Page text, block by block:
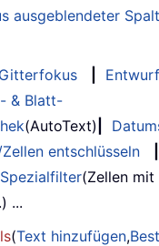
ausgeblendeter
Gitterfokus
Entwurf
& Blatt-
(AutoText)
entschlüsseln
Spezialfilter(Zellen
...
(Text hinzufügen,